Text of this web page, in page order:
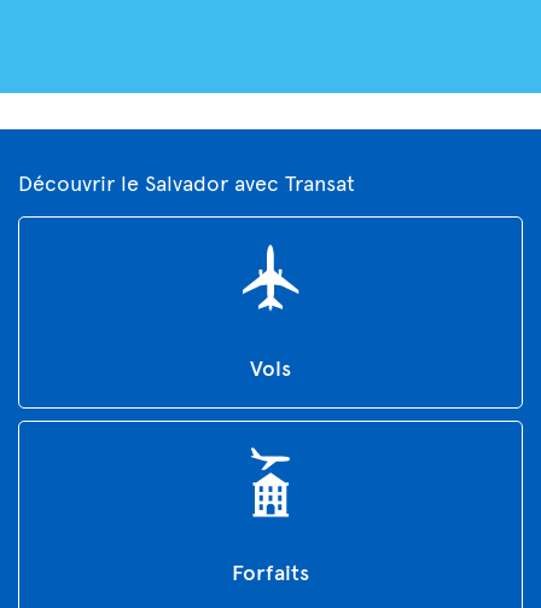
Découvrir le Salvador avec Transat
Vols
Forfaits